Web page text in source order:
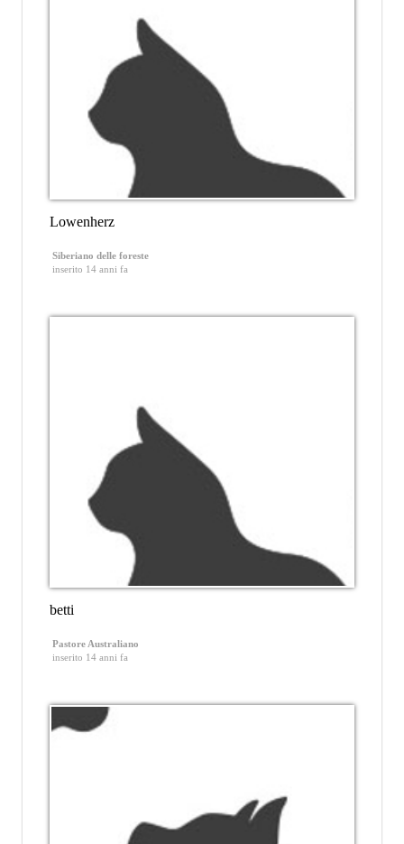
Lowenherz
Siberiano delle foreste
inserito 14 anni fa
betti
Pastore Australiano
inserito 14 anni fa